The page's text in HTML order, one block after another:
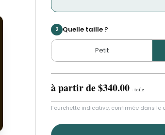
2 Quelle taille ?
Petit
à partir de$340.00 · toile
Fourchette indicative, confirmée dans le